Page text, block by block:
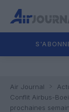
Air Journal
Conflit Airbus-
prochaines